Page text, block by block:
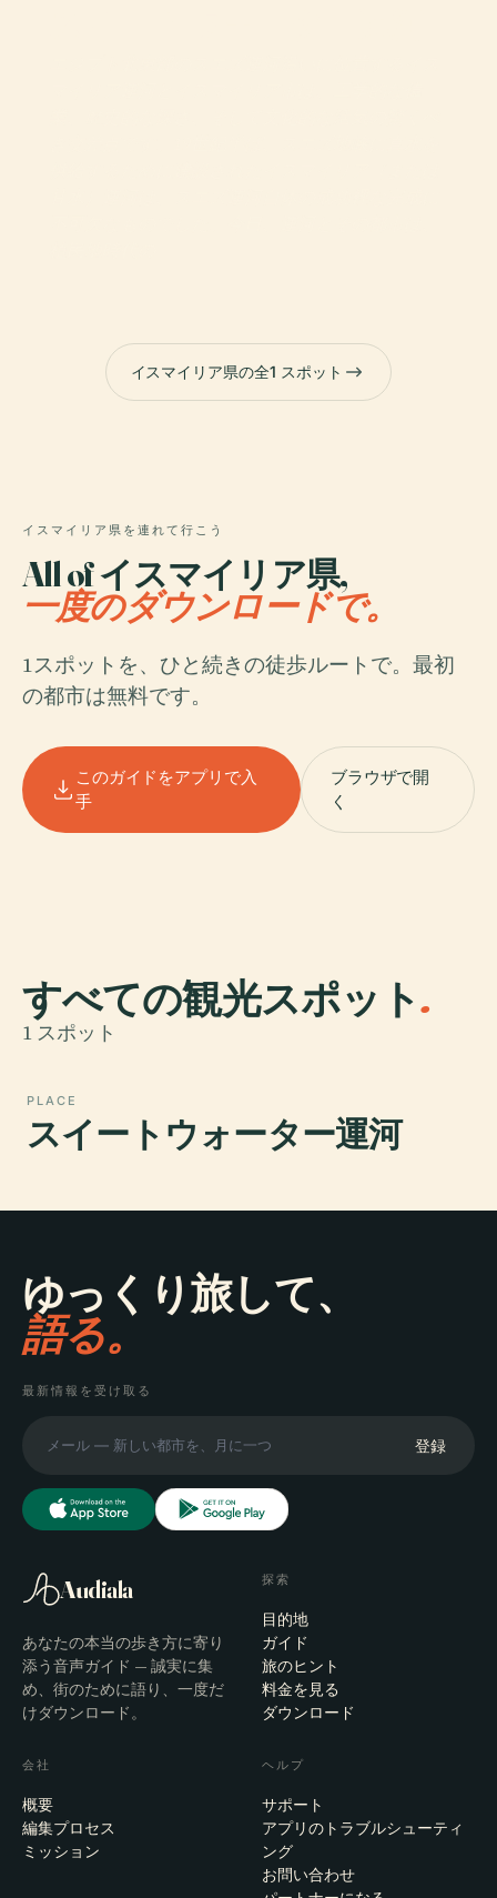
イスマイリア県の全1 スポット
イスマイリア県を連れて行こう
All of イスマイリア県,
一度のダウンロードで。
1スポットを、ひと続きの徒歩ルートで。最初
の都市は無料です。
このガイドをアプリで入
手
ブラウザで開
く
すべての観光スポット.
1 スポット
PLACE
スイートウォーター運河
ゆっくり旅して、
語る。
最新情報を受け取る
登録
Audiala
あなたの本当の歩き方に寄り
添う音声ガイド — 誠実に集
め、街のために語り、一度だ
けダウンロード。
探索
目的地
ガイド
旅のヒント
料金を見る
ダウンロード
会社
概要
編集プロセス
ミッション
ヘルプ
サポート
アプリのトラブルシューティ
ング
お問い合わせ